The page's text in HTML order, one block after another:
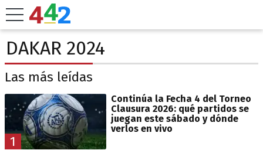
DAKAR 2024
Las más leídas
1
Continúa la Fecha 4 del Torneo
Clausura 2026: qué partidos se
juegan este sábado y dónde
verlos en vivo